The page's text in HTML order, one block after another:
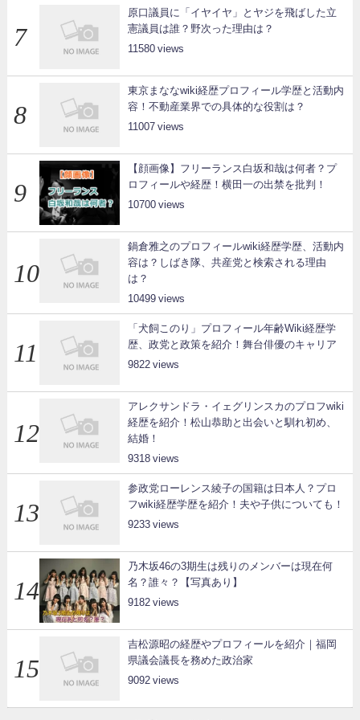
原口議員に「イヤイヤ」とヤジを飛ばした立
憲議員は誰？野次った理由は？
11580
東京まななwiki経歴プロフィール学歴と活動内
容！不動産業界での具体的な役割は？
11007
【顔画像】フリーランス白坂和哉は何者？プ
ロフィールや経歴！横田一の出禁を批判！
10700
鍋倉雅之のプロフィールwiki経歴学歴、活動内
容は？しばき隊、共産党と検索される理由
は？
10499
「犬飼このり」プロフィール年齢Wiki経歴学
歴、政党と政策を紹介！舞台俳優のキャリア
9822
アレクサンドラ・イェグリンスカのプロフwiki
経歴を紹介！松山恭助と出会いと馴れ初め、
結婚！
9318
参政党ローレンス綾子の国籍は日本人？プロ
フwiki経歴学歴を紹介！夫や子供についても！
9233
乃木坂46の3期生は残りのメンバーは現在何
名？誰々？【写真あり】
9182
吉松源昭の経歴やプロフィールを紹介｜福岡
県議会議長を務めた政治家
9092